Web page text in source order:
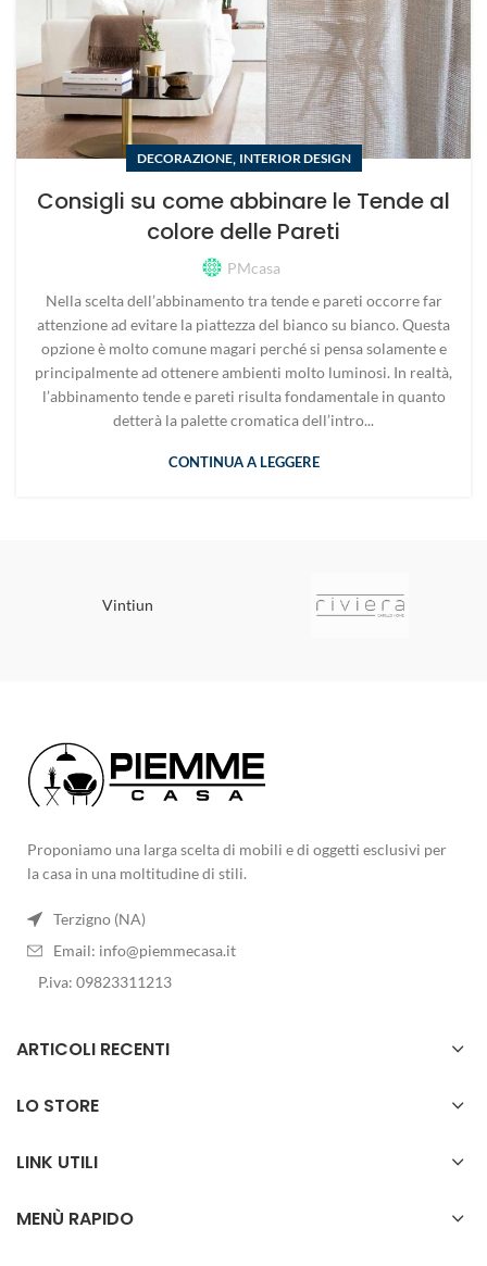
DECORAZIONE, INTERIOR DESIGN
Consigli su come abbinare le Tende al
colore delle Pareti
PMcasa
Nella scelta dell’abbinamento tra tende e pareti occorre far
attenzione ad evitare la piattezza del bianco su bianco. Questa
opzione è molto comune magari perché si pensa solamente e
principalmente ad ottenere ambienti molto luminosi. In realtà,
l’abbinamento tende e pareti risulta fondamentale in quanto
detterà la palette cromatica dell’intro...
CONTINUA A LEGGERE
Vintiun
Proponiamo una larga scelta di mobili e di oggetti esclusivi per
la casa in una moltitudine di stili.
Terzigno (NA)
Email: info@piemmecasa.it
P.iva: 09823311213
ARTICOLI RECENTI
LO STORE
LINK UTILI
MENÙ RAPIDO